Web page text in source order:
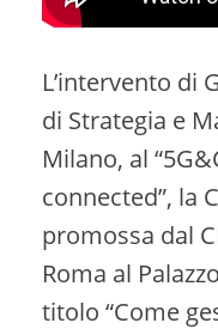
L’intervento di
di Strategia e
Milano, al
connected”, la
promossa dal
Roma al
titolo “Come